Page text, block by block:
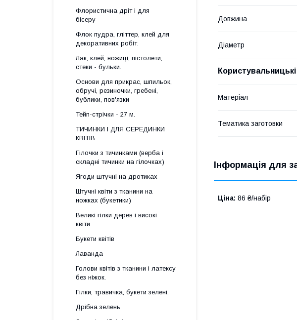
Довжина
Діаметр
Матеріал
Тематика заготовки
Інформація для
Ціна: 86 ₴/набір
Флористична дріт і для
бісеру
Флок пудра, гліттер, клей для
декоративних робіт.
Лак, клей, ножиці, пістолети,
стеки - бульки.
Основи для прикрас, шпильок,
обручі, резиночки, гребені,
бублики, пов'язки
Тейп-стрічки - 27 м.
ТИЧИНКИ І ДЛЯ СЕРЕДИНКИ
КВІТІВ
Гілочки з тичинками (верба і
складні тичинки на гілочках)
Ягоди штучні на дротиках
Штучні квіти з тканини на
ножках (букетики)
Великі гілки дерев і високі
квіти
Букети квітів
Лаванда
Голови квітів з тканини і латексу
без ніжок.
Гілки, травичка, букети зелені.
Дрібна зелень